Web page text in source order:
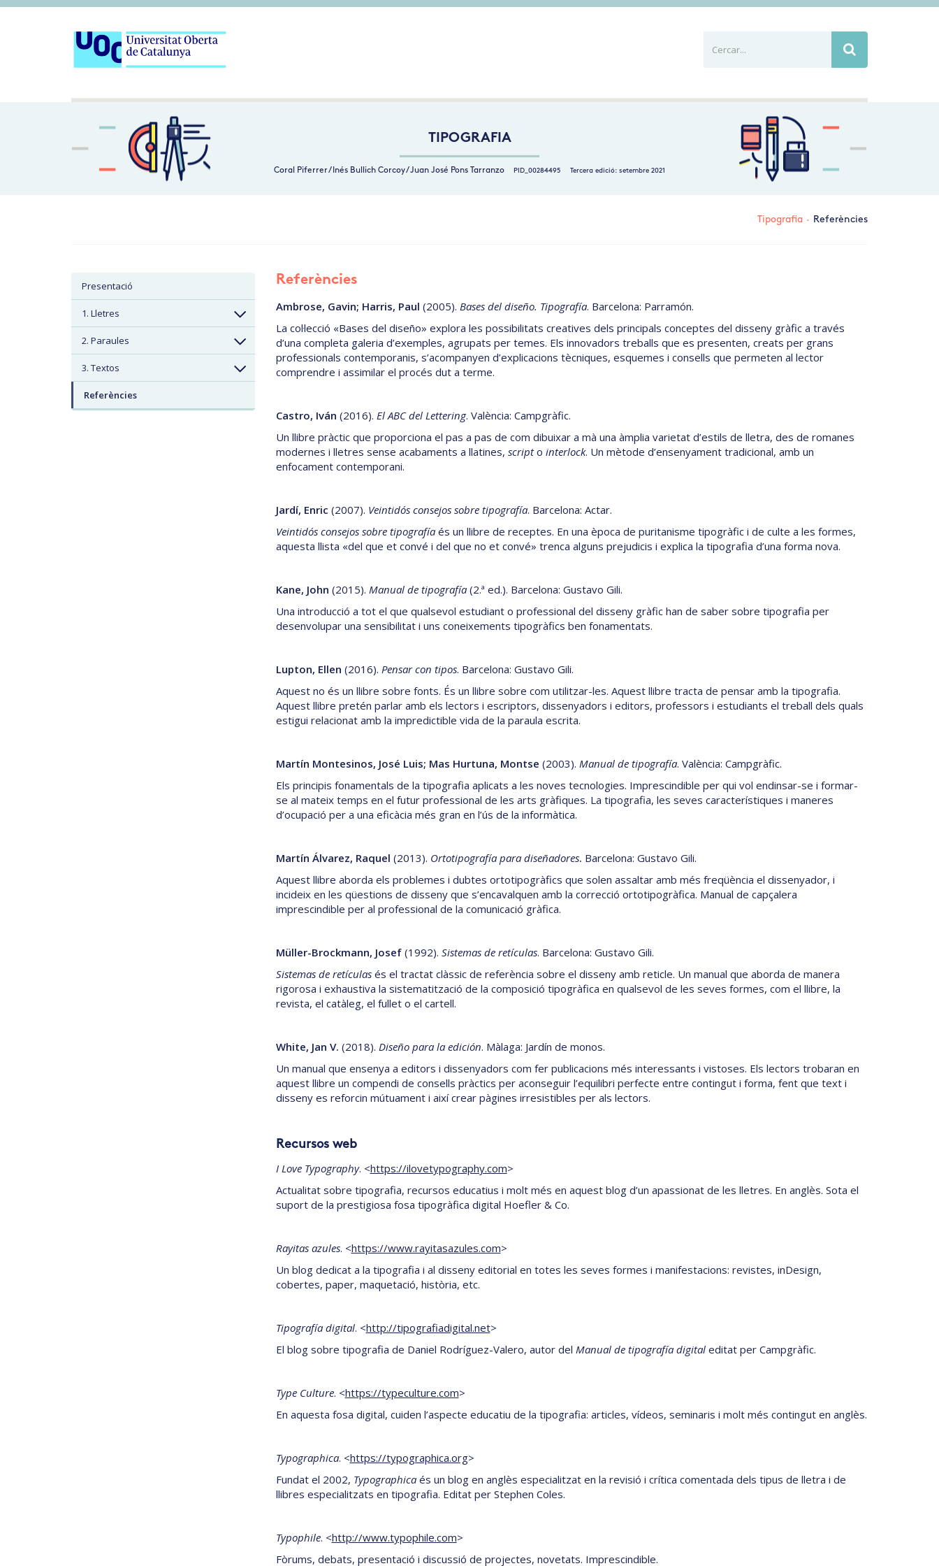
TIPOGRAFIA
Coral Piferrer / Inés Bullich Corcoy / Juan José Pons Tarranzo PID_00284495 Tercera edició: setembre 2021
Tipografia · Referències
Presentació
1. Lletres
2. Paraules
3. Textos
Referències
Referències
Ambrose, Gavin; Harris, Paul (2005). Bases del diseño. Tipografía. Barcelona: Parramón.
La col·lecció «Bases del diseño» explora les possibilitats creatives dels principals conceptes del disseny gràfic a través
d’una completa galeria d’exemples, agrupats per temes. Els innovadors treballs que es presenten, creats per grans
professionals contemporanis, s’acompanyen d’explicacions tècniques, esquemes i consells que permeten al lector
comprendre i assimilar el procés dut a terme.
Castro, Iván (2016). El ABC del Lettering. València: Campgràfic.
Un llibre pràctic que proporciona el pas a pas de com dibuixar a mà una àmplia varietat d’estils de lletra, des de romanes
modernes i lletres sense acabaments a llatines, scripto interlock. Un mètode d’ensenyament tradicional, amb un
enfocament contemporani.
Jardí, Enric (2007). Veintidós consejos sobre tipografía. Barcelona: Actar.
Veintidós consejos sobre tipografíaés un llibre de receptes. En una època de puritanisme tipogràfic i de culte a les formes,
aquesta llista «del que et convé i del que no et convé» trenca alguns prejudicis i explica la tipografia d’una forma nova.
Kane, John (2015). Manual de tipografía (2.ª ed.). Barcelona: Gustavo Gili.
Una introducció a tot el que qualsevol estudiant o professional del disseny gràfic han de saber sobre tipografia per
desenvolupar una sensibilitat i uns coneixements tipogràfics ben fonamentats.
Lupton, Ellen (2016). Pensar con tipos. Barcelona: Gustavo Gili.
Aquest no és un llibre sobre fonts. És un llibre sobre com utilitzar-les. Aquest llibre tracta de pensar amb la tipografia.
Aquest llibre pretén parlar amb els lectors i escriptors, dissenyadors i editors, professors i estudiants el treball dels quals
estigui relacionat amb la impredictible vida de la paraula escrita.
Martín Montesinos, José Luis; Mas Hurtuna, Montse (2003). Manual de tipografía. València: Campgràfic.
Els principis fonamentals de la tipografia aplicats a les noves tecnologies. Imprescindible per qui vol endinsar-se i formar-
se al mateix temps en el futur professional de les arts gràfiques. La tipografia, les seves característiques i maneres
d’ocupació per a una eficàcia més gran en l’ús de la informàtica.
Martín Álvarez, Raquel (2013). Ortotipografía para diseñadores. Barcelona: Gustavo Gili.
Aquest llibre aborda els problemes i dubtes ortotipogràfics que solen assaltar amb més freqüència el dissenyador, i
incideix en les qüestions de disseny que s’encavalquen amb la correcció ortotipogràfica. Manual de capçalera
imprescindible per al professional de la comunicació gràfica.
Müller-Brockmann, Josef (1992). Sistemas de retículas. Barcelona: Gustavo Gili.
Sistemas de retículasés el tractat clàssic de referència sobre el disseny amb reticle. Un manual que aborda de manera
rigorosa i exhaustiva la sistematització de la composició tipogràfica en qualsevol de les seves formes, com el llibre, la
revista, el catàleg, el fullet o el cartell.
White, Jan V. (2018). Diseño para la edición. Màlaga: Jardín de monos.
Un manual que ensenya a editors i dissenyadors com fer publicacions més interessants i vistoses. Els lectors trobaran en
aquest llibre un compendi de consells pràctics per aconseguir l’equilibri perfecte entre contingut i forma, fent que text i
disseny es reforcin mútuament i així crear pàgines irresistibles per als lectors.
Recursos web
I Love Typography. <https://ilovetypography.com>
Actualitat sobre tipografia, recursos educatius i molt més en aquest blog d’un apassionat de les lletres. En anglès. Sota el
suport de la prestigiosa fosa tipogràfica digital Hoefler & Co.
Rayitas azules. <https://www.rayitasazules.com>
Un blog dedicat a la tipografia i al disseny editorial en totes les seves formes i manifestacions: revistes, inDesign,
cobertes, paper, maquetació, història, etc.
Tipografía digital. <http://tipografiadigital.net>
El blog sobre tipografia de Daniel Rodríguez-Valero, autor del Manual de tipografía digitaleditat per Campgràfic.
Type Culture. <https://typeculture.com>
En aquesta fosa digital, cuiden l’aspecte educatiu de la tipografia: articles, vídeos, seminaris i molt més contingut en anglès.
Typographica. <https://typographica.org>
Fundat el 2002, Typographicaés un blog en anglès especialitzat en la revisió i crítica comentada dels tipus de lletra i de
llibres especialitzats en tipografia. Editat per Stephen Coles.
Typophile. <http://www.typophile.com>
Fòrums, debats, presentació i discussió de projectes, novetats. Imprescindible.